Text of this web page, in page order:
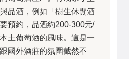
品酒，例如「樹生休閒酒
預約，品酒約200-300元/
土葡萄酒的風味。這是一
國外酒莊的氛圍截然不